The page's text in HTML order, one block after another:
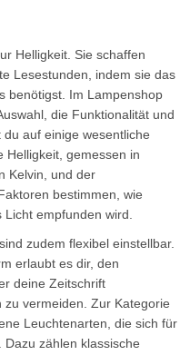
Helligkeit. Sie schaffen
Lesestunden, indem sie das
benötigst. Im Lampenshop
die Funktionalität und
auf einige wesentliche
Helligkeit, gemessen in
Kelvin, und der
bestimmen, wie
empfunden wird.
zudem flexibel einstellbar.
erlaubt es dir, den
deine Zeitschrift
vermeiden. Zur Kategorie
Leuchtenarten, die sich für
zählen klassische